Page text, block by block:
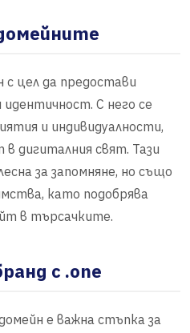
с цел да предостави
идентичност. С него се
и индивидуалности,
в дигиталния свят. Тази
за запомняне, но също
като подобрява
в търсачките.
с .one
е важна стъпка за